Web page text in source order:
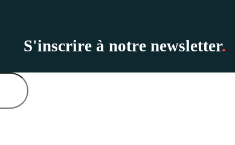
S'inscrire à notre newsletter.